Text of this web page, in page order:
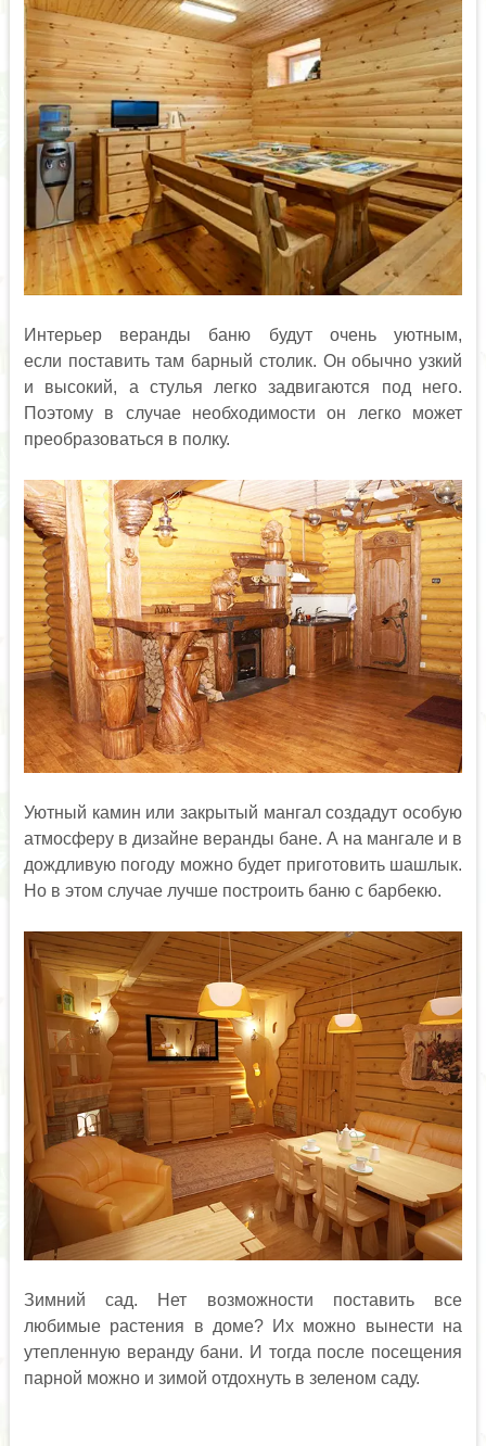
Интерьер веранды баню будут очень уютным,
если поставить там барный столик. Он обычно узкий
и высокий, а стулья легко задвигаются под него.
Поэтому в случае необходимости он легко может
преобразоваться в полку.
Уютный камин или закрытый мангал создадут особую
атмосферу в дизайне веранды бане. А на мангале и в
дождливую погоду можно будет приготовить шашлык.
Но в этом случае лучше построить баню с барбекю.
Зимний сад. Нет возможности поставить все
любимые растения в доме? Их можно вынести на
утепленную веранду бани. И тогда после посещения
парной можно и зимой отдохнуть в зеленом саду.